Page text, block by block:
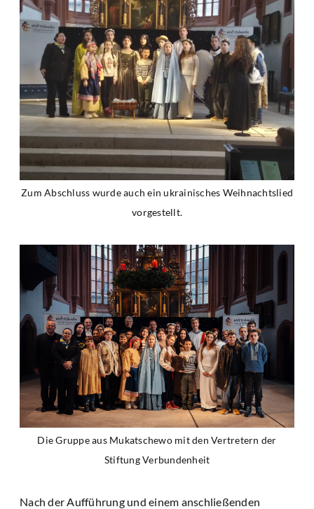
Zum Abschluss wurde auch ein ukrainisches Weihnachtslied
vorgestellt.
Die Gruppe aus Mukatschewo mit den Vertretern der
Stiftung Verbundenheit
Nach der Aufführung und einem anschließenden